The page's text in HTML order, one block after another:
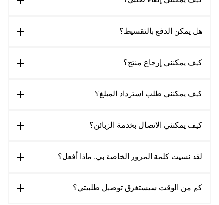
هل يمكن الدفع بالتقسيط؟
كيف يمكنني إرجاع منتج؟
كيف يمكنني طلب استرداد المبلغ؟
كيف يمكنني الاتصال بخدمة الزبائن؟
لقد نسيت كلمة المرور الخاصة بي. ماذا أفعل؟
كم من الوقت سيستغرق توصيل طلبيتي؟